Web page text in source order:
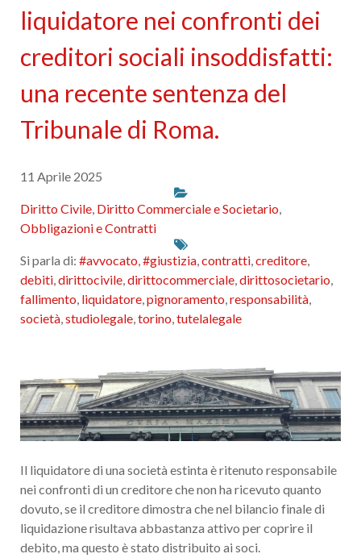
liquidatore nei confronti dei
creditori sociali insoddisfatti:
una recente sentenza del
Tribunale di Roma.
11 Aprile 2025
Diritto Civile, Diritto Commerciale e Societario,
Obbligazioni e Contratti
Si parla di: #avvocato,#giustizia,contratti,creditore,
debiti,dirittocivile,dirittocommerciale,dirittosocietario,
fallimento, liquidatore,pignoramento,responsabilità,
società,studiolegale,torino,tutelalegale
Il liquidatore di una società estinta è ritenuto responsabile
nei confronti di un creditore che non ha ricevuto quanto
dovuto, se il creditore dimostra che nel bilancio finale di
liquidazione risultava abbastanza attivo per coprire il
debito, ma questo è stato distribuito ai soci.